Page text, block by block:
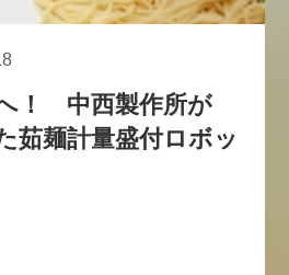
お問い合わせ
報保護法について
採用情報
数値化する」～投資される事業の
学ぶ資金調達・巻き込みのリアル
2026-06-10！ 中西製作所が
茹麺計量盛付ロボッ